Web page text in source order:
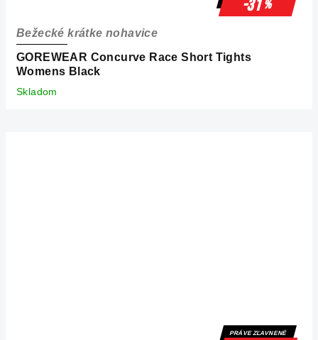
-31%
GOREWEAR Concurve Race Short Tights
Womens Black
Bežecké krátke nohavice
Skladom
PRÁVE ZĽAVNENÉ